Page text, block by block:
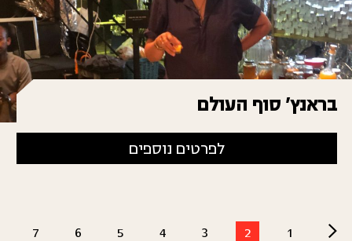
בראנץ' סוף העולם
לפרטים נוספים
1
2
3
4
5
6
7